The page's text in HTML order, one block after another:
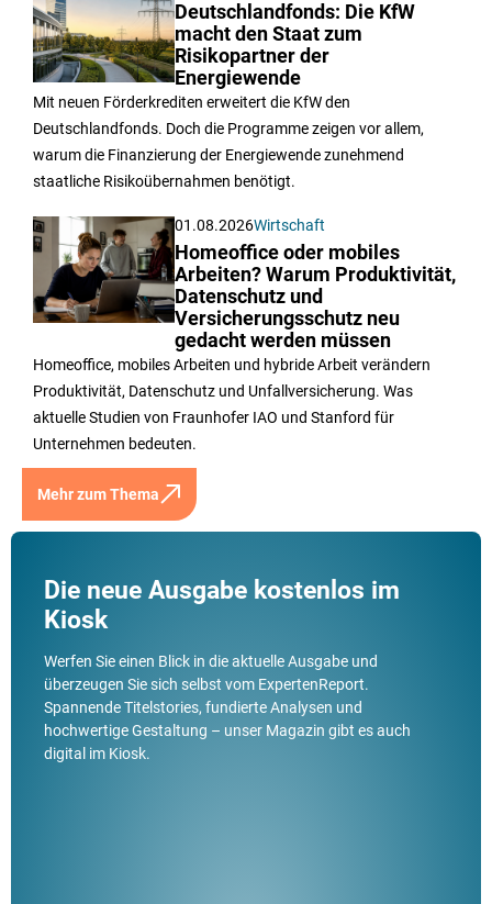
Deutschlandfonds: Die KfW
macht den Staat zum
Risikopartner der
Energiewende
Mit neuen Förderkrediten erweitert die KfW den
Deutschlandfonds. Doch die Programme zeigen vor allem,
warum die Finanzierung der Energiewende zunehmend
staatliche Risikoübernahmen benötigt.
01.08.2026Wirtschaft
Homeoffice oder mobiles
Arbeiten? Warum Produktivität,
Datenschutz und
Versicherungsschutz neu
gedacht werden müssen
Homeoffice, mobiles Arbeiten und hybride Arbeit verändern
Produktivität, Datenschutz und Unfallversicherung. Was
aktuelle Studien von Fraunhofer IAO und Stanford für
Unternehmen bedeuten.
Mehr zum Thema
Die neue Ausgabe kostenlos im
Kiosk
Werfen Sie einen Blick in die aktuelle Ausgabe und
überzeugen Sie sich selbst vom ExpertenReport.
Spannende Titelstories, fundierte Analysen und
hochwertige Gestaltung – unser Magazin gibt es auch
digital im Kiosk.